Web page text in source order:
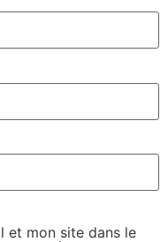
et mon site dans le